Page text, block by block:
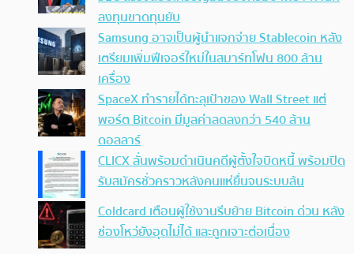
ลงทุนขาดทุนยับ
Samsung อาจเป็นผู้นำแจกจ่าย Stablecoin หลัง
เตรียมเพิ่มฟีเจอร์ใหม่ในสมาร์ทโฟน 800 ล้าน
เครื่อง
SpaceX ทำรายได้ทะลุเป้าของ Wall Street แต่
พอร์ต Bitcoin มีมูลค่าลดลงกว่า 540 ล้าน
ดอลลาร์
CLICX ลั่นพร้อมดำเนินคดีผู้ตั้งใจบิดหนี้ พร้อมปิด
รับสมัครชั่วคราวหลังคนแห่ยื่นจนระบบล้น
Coldcard เตือนผู้ใช้งานรีบย้าย Bitcoin ด่วน หลัง
ช่องโหว่ยังอุดไม่ได้ และถูกเจาะต่อเนื่อง